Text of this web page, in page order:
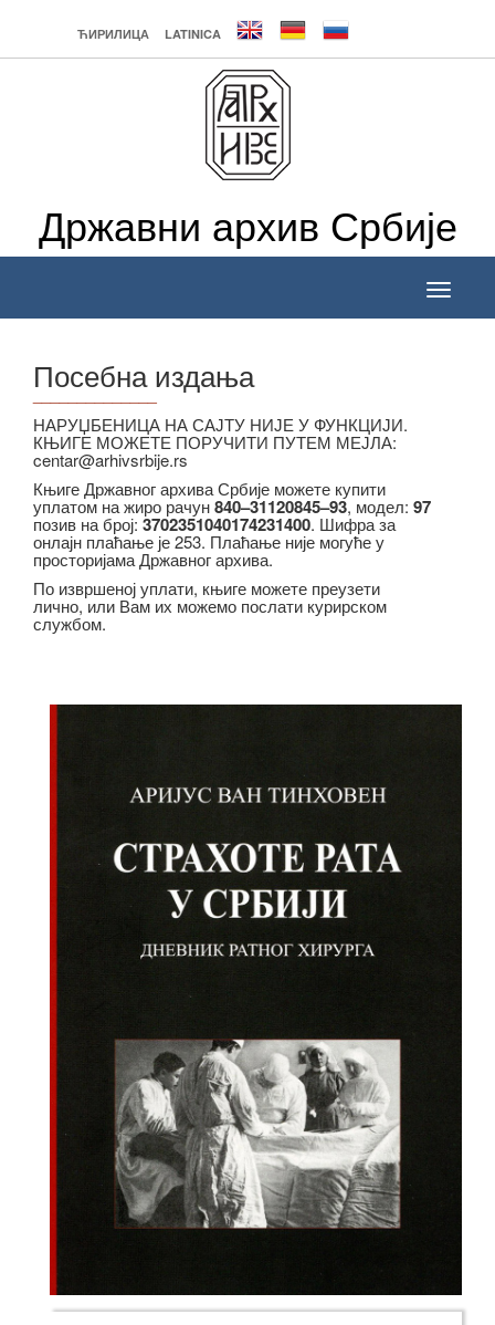
ЋИРИЛИЦА LATINICA
Државни архив Србије
Toggle
Посебна издања
______________
НАРУЏБЕНИЦА НА САЈТУ НИЈЕ У ФУНКЦИЈИ.
КЊИГЕ МОЖЕТЕ ПОРУЧИТИ ПУТЕМ МЕЈЛА:
centar@arhivsrbije.rs
Књиге Државног архива Србије можете купити
уплатом на жиро рачун840–31120845–93, модел: 97
позив на број: 3702351040174231400. Шифра за
онлајн плаћање је 253. Плаћање није могуће у
просторијама Државног архива.
По извршеној уплати, књиге можете преузети
лично, или Вам их можемо послати курирском
службом.